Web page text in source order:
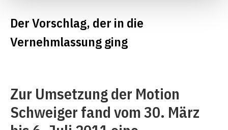
Der Vorschlag, der in die
Vernehmlassung ging
Zur Umsetzung der Motion
Schweiger fand vom 30. März